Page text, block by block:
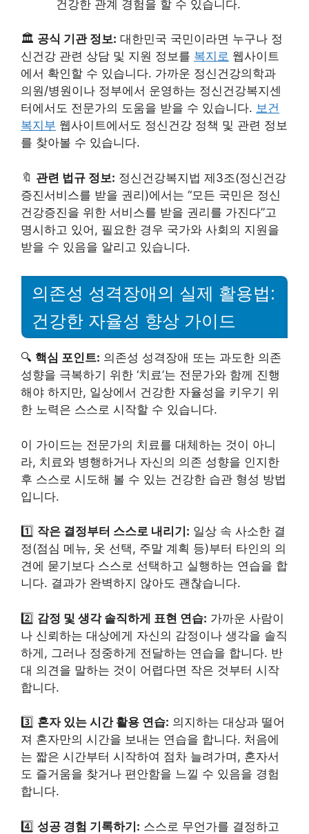
건강한 관계 경험을 할 수 있습니다.
🏛️ 공식 기관 정보: 대한민국 국민이라면 누구나 정
신건강 관련 상담 및 지원 정보를 복지로 웹사이트
에서 확인할 수 있습니다. 가까운 정신건강의학과
의원/병원이나 정부에서 운영하는 정신건강복지센
터에서도 전문가의 도움을 받을 수 있습니다. 보건
복지부 웹사이트에서도 정신건강 정책 및 관련 정보
를 찾아볼 수 있습니다.
🔖 관련 법규 정보: 정신건강복지법 제3조(정신건강
증진서비스를 받을 권리)에서는 “모든 국민은 정신
건강증진을 위한 서비스를 받을 권리를 가진다”고
명시하고 있어, 필요한 경우 국가와 사회의 지원을
받을 수 있음을 알리고 있습니다.
의존성 성격장애의 실제 활용법:
건강한 자율성 향상 가이드
🔍 핵심 포인트: 의존성 성격장애 또는 과도한 의존
성향을 극복하기 위한 ‘치료’는 전문가와 함께 진행
해야 하지만, 일상에서 건강한 자율성을 키우기 위
한 노력은 스스로 시작할 수 있습니다.
이 가이드는 전문가의 치료를 대체하는 것이 아니
라, 치료와 병행하거나 자신의 의존 성향을 인지한
후 스스로 시도해 볼 수 있는 건강한 습관 형성 방법
입니다.
1️⃣ 작은 결정부터 스스로 내리기: 일상 속 사소한 결
정(점심 메뉴, 옷 선택, 주말 계획 등)부터 타인의 의
견에 묻기보다 스스로 선택하고 실행하는 연습을 합
니다. 결과가 완벽하지 않아도 괜찮습니다.
2️⃣ 감정 및 생각 솔직하게 표현 연습: 가까운 사람이
나 신뢰하는 대상에게 자신의 감정이나 생각을 솔직
하게, 그러나 정중하게 전달하는 연습을 합니다. 반
대 의견을 말하는 것이 어렵다면 작은 것부터 시작
합니다.
3️⃣ 혼자 있는 시간 활용 연습: 의지하는 대상과 떨어
져 혼자만의 시간을 보내는 연습을 합니다. 처음에
는 짧은 시간부터 시작하여 점차 늘려가며, 혼자서
도 즐거움을 찾거나 편안함을 느낄 수 있음을 경험
합니다.
4️⃣ 성공 경험 기록하기: 스스로 무언가를 결정하고